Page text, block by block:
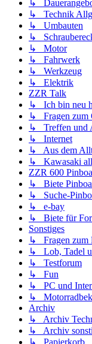
↳
↳ Technik
↳ Umbauten
↳
↳ Motor
↳ Fahrwerk
↳ Werkzeug
↳ Elektrik
ZZR Talk
↳ Ich bin neu
↳ Fragen zum
↳ Treffen und
↳ Internet
↳ Aus dem
↳ Kawasaki
ZZR 600
↳ Biete
↳ Suche-
↳ e-bay
↳ Biete für
Sonstiges
↳ Fragen zum
↳ Lob, Tadel
↳ Testforum
↳ Fun
↳ PC und
↳
Archiv
↳ Archiv
↳ Archiv